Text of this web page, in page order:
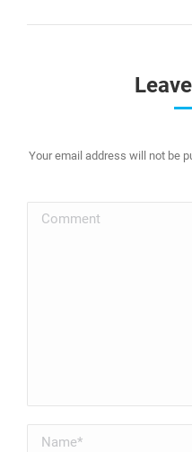
Your email address will not be
Comment
Name *